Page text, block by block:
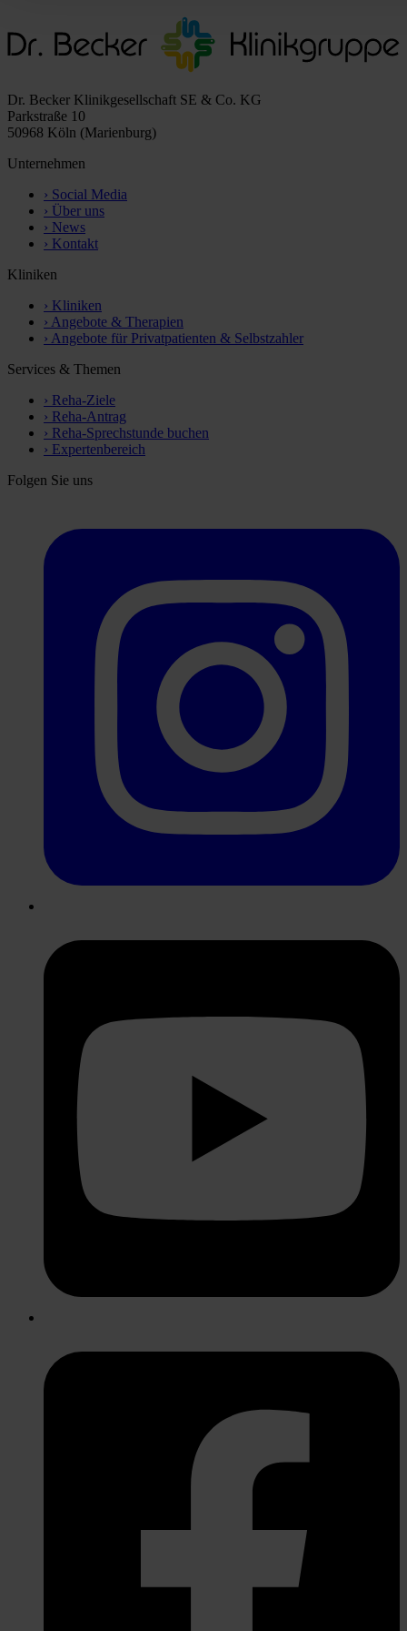
Dr. Becker Klinikgesellschaft SE & Co. KG
Parkstraße 10
50968 Köln (Marienburg)
Unternehmen
› Social Media
› Über uns
› News
› Kontakt
Kliniken
› Kliniken
› Angebote & Therapien
› Angebote für Privatpatienten & Selbstzahler
Services & Themen
› Reha-Ziele
› Reha-Antrag
› Reha-Sprechstunde buchen
› Expertenbereich
Folgen Sie uns